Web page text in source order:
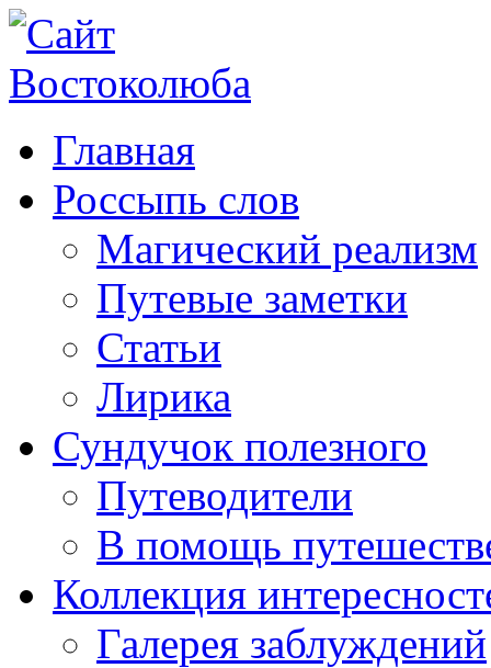
Главная
Россыпь слов
Магический реализм
Путевые заметки
Статьи
Лирика
Сундучок полезного
Путеводители
В помощь
Коллекция
Галерея заблуждений